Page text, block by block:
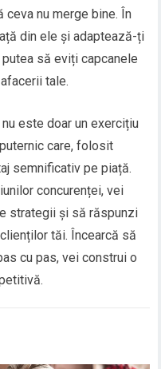
ceva nu merge bine. În
din ele și adaptează-ți
să eviți capcanele
tale.
este doar un exercițiu
care, folosit
semnificativ pe piață.
concurenței, vei
strategii și să răspunzi
tăi. Încearcă să
cu pas, vei construi o